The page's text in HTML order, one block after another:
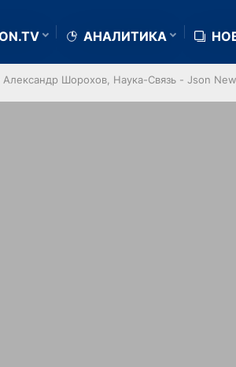
АНАЛИТИКА
Шорохов, Наука-Связь - Json